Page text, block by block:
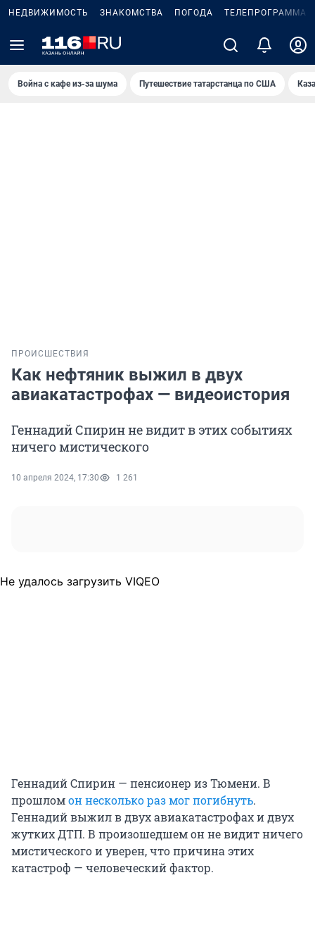
НЕДВИЖИМОСТЬ ЗНАКОМСТВА ПОГОДА ТЕЛЕПРОГРАММА
Война с кафе из-за шума Путешествие татарстанца по США
ПРОИСШЕСТВИЯ
Как нефтяник выжил в двух
авиакатастрофах — видеоистория
Геннадий Спирин не видит в этих событиях
ничего мистического
10 апреля 2024, 17:30 1 261
Не удалось загрузить VIQEO
Геннадий Спирин — пенсионер из Тюмени. В
прошломон несколько раз мог погибнуть.
Геннадий выжил в двух авиакатастрофах и двух
жутких ДТП. В произошедшем он не видит ничего
мистического и уверен, что причина этих
катастроф — человеческий фактор.